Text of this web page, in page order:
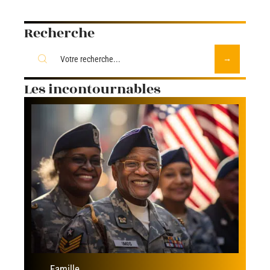
Recherche
Les incontournables